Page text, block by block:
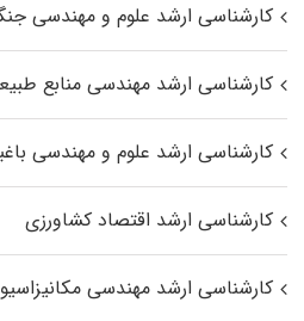
کارشناسی ارشد علوم و مهندسی
کارشناسی ارشد مهندسی منابع
کارشناسی ارشد علوم و مهندسی
کارشناسی ارشد اقتصاد کشاورزی
کارشناسی ارشد مهندسی